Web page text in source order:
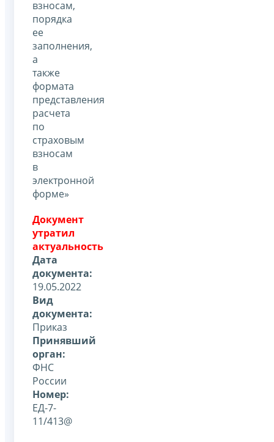
взносам,
порядка
ее
заполнения,
а
также
формата
представления
расчета
по
страховым
взносам
в
электронной
форме»
Документ
утратил
актуальность
Дата
документа:
19.05.2022
Вид
документа:
Приказ
Принявший
орган:
ФНС
России
Номер:
ЕД-7-
11/413@